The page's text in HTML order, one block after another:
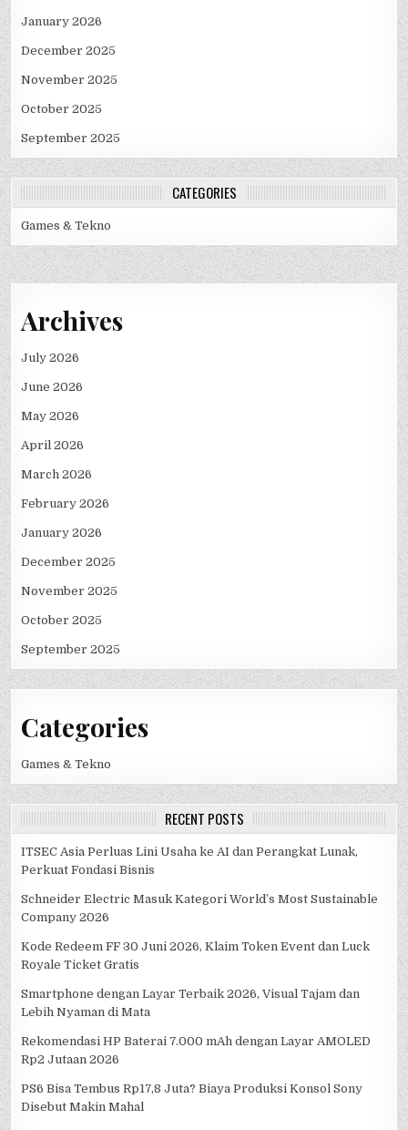
January 2026
December 2025
November 2025
October 2025
September 2025
CATEGORIES
Games & Tekno
Archives
July 2026
June 2026
May 2026
April 2026
March 2026
February 2026
January 2026
December 2025
November 2025
October 2025
September 2025
Categories
Games & Tekno
RECENT POSTS
ITSEC Asia Perluas Lini Usaha ke AI dan Perangkat Lunak,
Perkuat Fondasi Bisnis
Schneider Electric Masuk Kategori World’s Most Sustainable
Company 2026
Kode Redeem FF 30 Juni 2026, Klaim Token Event dan Luck
Royale Ticket Gratis
Smartphone dengan Layar Terbaik 2026, Visual Tajam dan
Lebih Nyaman di Mata
Rekomendasi HP Baterai 7.000 mAh dengan Layar AMOLED
Rp2 Jutaan 2026
PS6 Bisa Tembus Rp17,8 Juta? Biaya Produksi Konsol Sony
Disebut Makin Mahal